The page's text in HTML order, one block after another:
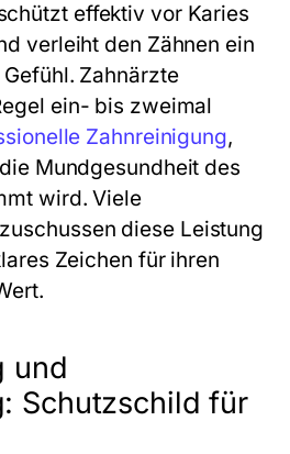
effektiv vor Karies
verleiht den Zähnen ein
Zahnärzte
ein- bis zweimal
Zahnreinigung,
Mundgesundheit des
wird. Viele
diese Leistung
Zeichen für ihren
und
Schutzschild für